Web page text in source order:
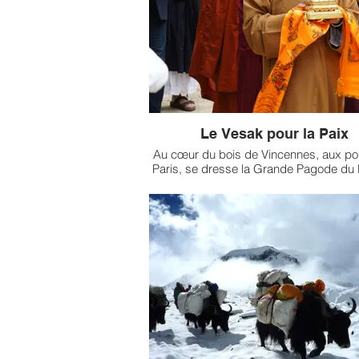
Article intégral paru dans
Bouddhistes n°22.
Le Vesak pour la Paix
Au cœur du bois de Vincennes, aux
Paris, se dresse la Grande Pagode du
Cameroun, vestige de l’exposition
1931. Du haut de ses 28 mètres, elle
l’une des plus grandes statues du
d’Europe. Fermée pendant de longs
à l’épidémie de Covid-19, la
récemment rouvert ses portes au
la plus grande joie de tous.
Article intégral paru dans
Bouddhistes n°22.